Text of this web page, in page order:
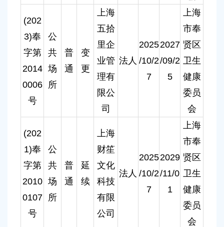
(202
3)奉
字第
2014
0006
号
公
共
场
所
普
通
变
更
上海
五拾
里企
业管
理有
限公
司
法人
2025
/10/2
7
2027
/09/2
5
上海
市奉
贤区
卫生
健康
委员
会
(202
1)奉
字第
2010
0107
号
公
共
场
所
普
通
延
续
上海
财笙
文化
科技
有限
公司
法人
2025
/10/2
7
2029
/11/0
1
上海
市奉
贤区
卫生
健康
委员
会